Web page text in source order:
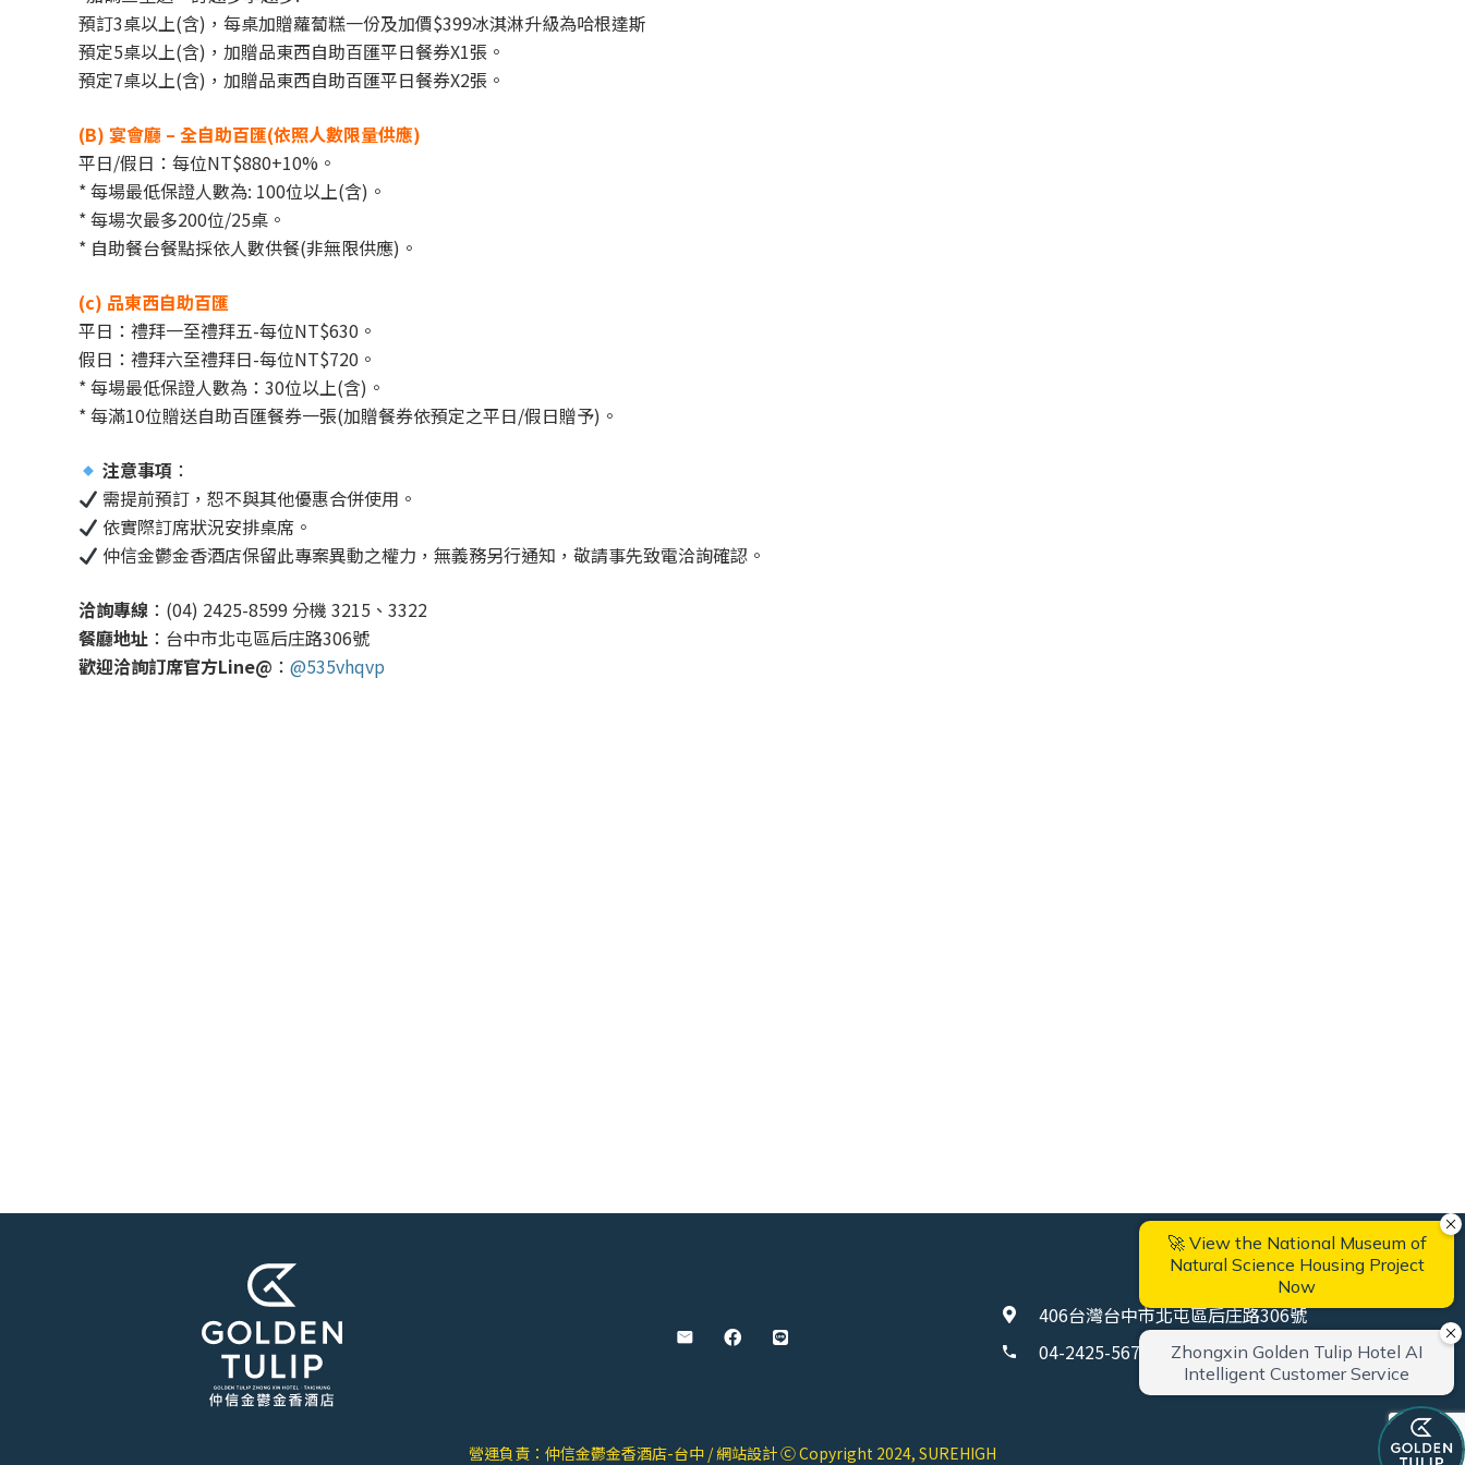
預訂3桌以上(含)，每桌加贈蘿蔔糕一份及加價$399冰淇淋升級為哈根達斯
預定5桌以上(含)，加贈品東西自助百匯平日餐券X1張。
預定7桌以上(含)，加贈品東西自助百匯平日餐券X2張。
(B) 宴會廳 – 全自助百匯(依照人數限量供應)
平日/假日：每位NT$880+10%。
* 每場最低保證人數為: 100位以上(含)。
* 每場次最多200位/25桌。
* 自助餐台餐點採依人數供餐(非無限供應)。
(c) 品東西自助百匯
平日：禮拜一至禮拜五-每位NT$630。
假日：禮拜六至禮拜日-每位NT$720。
* 每場最低保證人數為：30位以上(含)。
* 每滿10位贈送自助百匯餐券一張(加贈餐券依預定之平日/假日贈予)。
注意事項 ：
需提前預訂，恕不與其他優惠合併使用。
依實際訂席狀況安排桌席。
仲信金鬱金香酒店保留此專案異動之權力，無義務另行通知，敬請事先致電洽詢確認。
洽詢專線 ：(04) 2425-8599 分機 3215、3322
餐廳地址 ：台中市北屯區后庄路306號
歡迎洽詢訂席官方Line@ ： @535vhqvp
406台灣台中市北屯區后庄路306號
phone 04-2425-5678
營運負責：仲信金鬱金香酒店-台中 / 網站設計 Ⓒ Copyright 2024, SUREHIGH